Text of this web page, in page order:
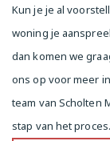
Kun je je al
woning je
dan komen we
ons op voor meer
team van Scholten
stap van het